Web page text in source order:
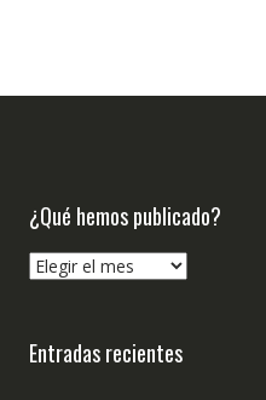
¿Qué hemos publicado?
¿Qué
Entradas recientes